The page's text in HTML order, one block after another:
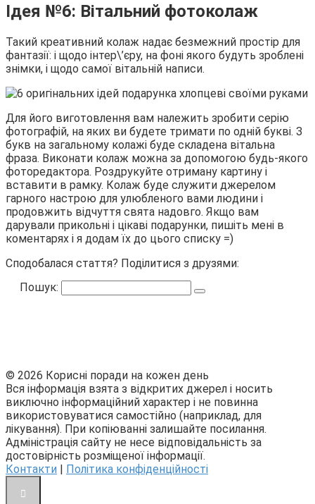
Ідея №6: Вітальний фотоколаж
Такий креативний колаж надає безмежний простір для
фантазії: і щодо інтер\’єру, на фоні якого будуть зроблені
знімки, і щодо самої вітальній написи.
Для його виготовлення вам належить зробити серію
фотографій, на яких ви будете тримати по одній букві. З
букв на загальному колажі буде складена вітальна
фраза. Виконати колаж можна за допомогою будь-якого
фоторедактора. Роздрукуйте отриману картину і
вставити в рамку. Колаж буде служити джерелом
гарного настрою для улюбленого вами людини і
продовжить відчуття свята надовго. Якщо вам
дарували прикольні і цікаві подарунки, пишіть мені в
коментарях і я додам їх до цього списку =)
Сподобалася стаття? Поділитися з друзями:
Пошук:
© 2026 Корисні поради на кожен день
Вся інформація взята з відкритих джерел і носить
виключно інформаційний характер і не повинна
використовуватися самостійно (наприклад, для
лікування). При копіюванні залишайте посилання.
Адміністрація сайту не несе відповідальність за
достовірність розміщеної інформації.
Контакти | Політика конфіденційності